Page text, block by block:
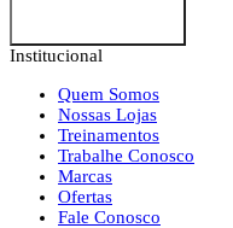
Institucional
Quem Somos
Nossas Lojas
Treinamentos
Trabalhe Conosco
Marcas
Ofertas
Fale Conosco